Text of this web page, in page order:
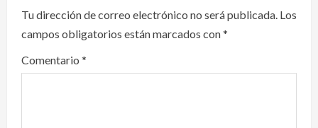
i
g
a
Tu dirección de correo electrónico no será publicada. Los
campos obligatorios están marcados con*
Comentario *